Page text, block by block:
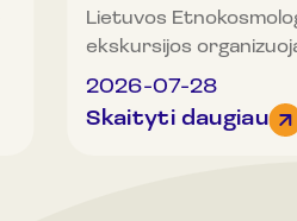
Lietuvos
ekskursijos organizuojamos:
28 d.): 10.00, 11.30,
14.30 (EN. k), 15.00,
Trečiadienis (liepos 29
2026-07-28
Skaityti daugiau